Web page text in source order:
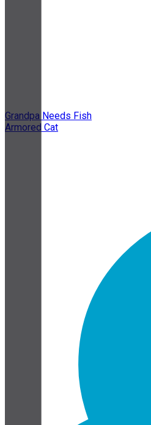
Grandpa Needs Fish
Armored Cat